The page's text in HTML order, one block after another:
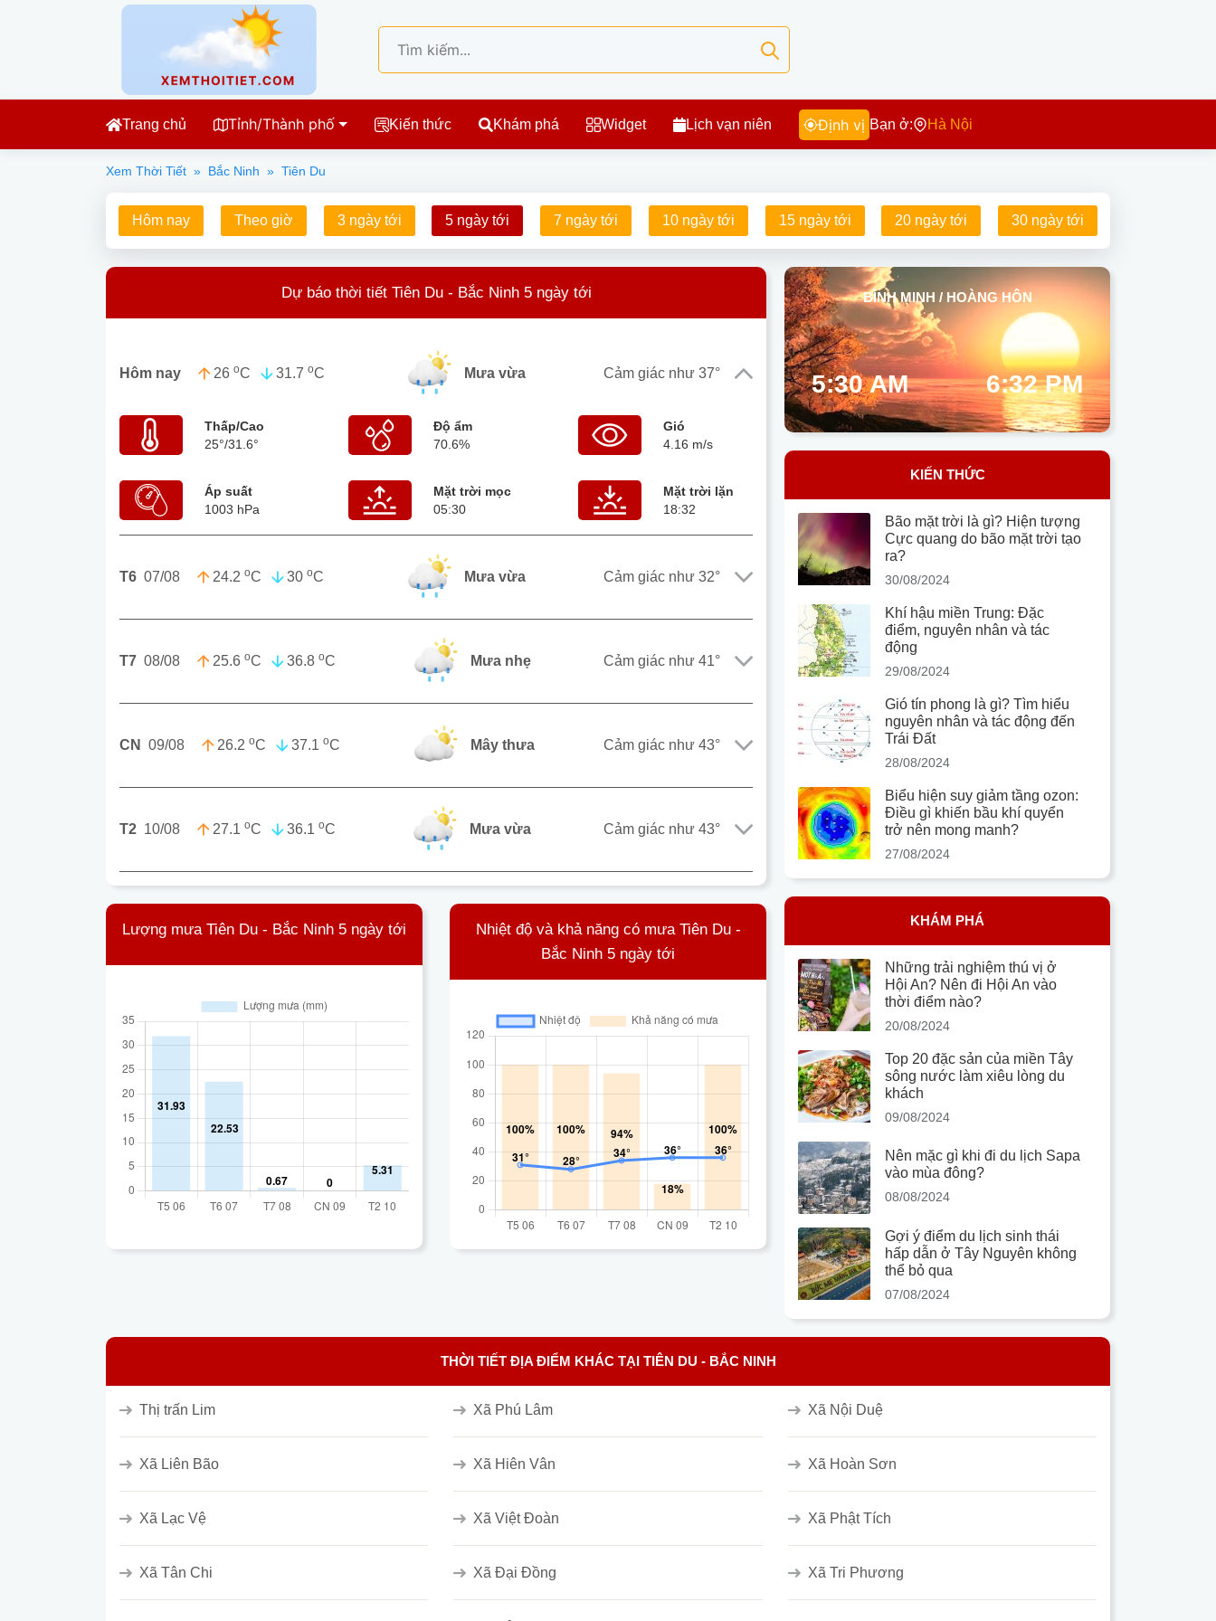
Trang chủ Tỉnh/Thành phố Kiến thức Khám phá Widget Lịch vạn niên Định vị Bạn ở: Hà Nội
Xem Thời Tiết » Bắc Ninh » Tiên Du
Hôm nay Theo giờ 3 ngày tới 5 ngày tới 7 ngày tới 10 ngày tới 15 ngày tới 20 ngày tới 30 ngày tới
Dự báo thời tiết Tiên Du - Bắc Ninh 5 ngày tới
Hôm nay 26 oC 31.7 oC mưa vừa Cảm giác như 37°
Thấp/Cao
25°/31.6°
Độ ẩm
70.6%
Gió
4.16 m/s
Áp suất
1003 hPa
Mặt trời mọc
05:30
Mặt trời lặn
18:32
T6 07/08 24.2 oC 30 oC mưa vừa Cảm giác như 32°
T7 08/08 25.6 oC 36.8 oC mưa nhẹ Cảm giác như 41°
CN 09/08 26.2 oC 37.1 oC mây thưa Cảm giác như 43°
T2 10/08 27.1 oC 36.1 oC mưa vừa Cảm giác như 43°
Lượng mưa Tiên Du - Bắc Ninh 5 ngày tới
Nhiệt độ và khả năng có mưa Tiên Du -
Bắc Ninh 5 ngày tới
BÌNH MINH / HOÀNG HÔN
5:30 AM 6:32 PM
KIẾN THỨC
Bão mặt trời là gì? Hiện tượng
Cực quang do bão mặt trời tạo
ra?
30/08/2024
Khí hậu miền Trung: Đặc
điểm, nguyên nhân và tác
động
29/08/2024
Gió tín phong là gì? Tìm hiểu
nguyên nhân và tác động đến
Trái Đất
28/08/2024
Biểu hiện suy giảm tầng ozon:
Điều gì khiến bầu khí quyển
trở nên mong manh?
27/08/2024
KHÁM PHÁ
Những trải nghiệm thú vị ở
Hội An? Nên đi Hội An vào
thời điểm nào?
20/08/2024
Top 20 đặc sản của miền Tây
sông nước làm xiêu lòng du
khách
09/08/2024
Nên mặc gì khi đi du lịch Sapa
vào mùa đông?
08/08/2024
Gợi ý điểm du lịch sinh thái
hấp dẫn ở Tây Nguyên không
thể bỏ qua
07/08/2024
THỜI TIẾT ĐỊA ĐIỂM KHÁC TẠI TIÊN DU - BẮC NINH
Thị trấn Lim Xã Phú Lâm Xã Nội Duệ
Xã Liên Bão Xã Hiên Vân Xã Hoàn Sơn
Xã Lạc Vệ Xã Việt Đoàn Xã Phật Tích
Xã Tân Chi Xã Đại Đồng Xã Tri Phương